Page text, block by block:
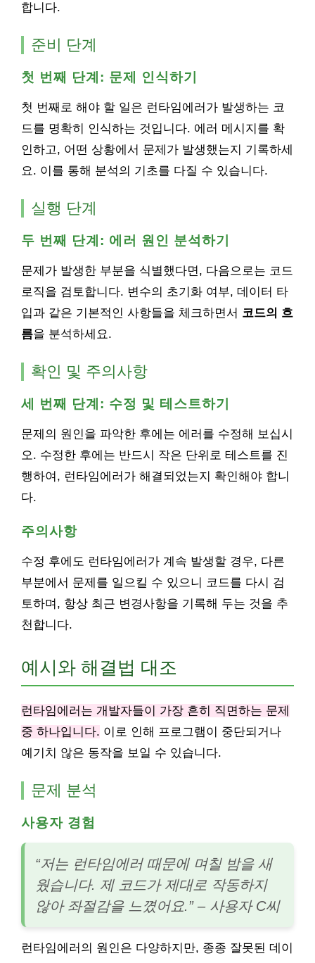
합니다.
준비 단계
첫 번째 단계: 문제 인식하기
첫 번째로 해야 할 일은 런타임에러가 발생하는 코
드를 명확히 인식하는 것입니다. 에러 메시지를 확
인하고, 어떤 상황에서 문제가 발생했는지 기록하세
요. 이를 통해 분석의 기초를 다질 수 있습니다.
실행 단계
두 번째 단계: 에러 원인 분석하기
문제가 발생한 부분을 식별했다면, 다음으로는 코드
로직을 검토합니다. 변수의 초기화 여부, 데이터 타
입과 같은 기본적인 사항들을 체크하면서 코드의 흐
름을 분석하세요.
확인 및 주의사항
세 번째 단계: 수정 및 테스트하기
문제의 원인을 파악한 후에는 에러를 수정해 보십시
오. 수정한 후에는 반드시 작은 단위로 테스트를 진
행하여, 런타임에러가 해결되었는지 확인해야 합니
다.
주의사항
수정 후에도 런타임에러가 계속 발생할 경우, 다른
부분에서 문제를 일으킬 수 있으니 코드를 다시 검
토하며, 항상 최근 변경사항을 기록해 두는 것을 추
천합니다.
예시와 해결법 대조
런타임에러는 개발자들이 가장 흔히 직면하는 문제
중 하나입니다. 이로 인해 프로그램이 중단되거나
예기치 않은 동작을 보일 수 있습니다.
문제 분석
사용자 경험
“저는 런타임에러 때문에 며칠 밤을 새
웠습니다. 제 코드가 제대로 작동하지
않아 좌절감을 느꼈어요.” – 사용자 C씨
런타임에러의 원인은 다양하지만, 종종 잘못된 데이